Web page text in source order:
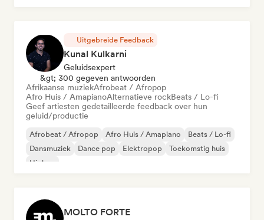
Uitgebreide Feedback
Kunal Kulkarni
Geluidsexpert
&gt; 300 gegeven antwoorden
Afrikaanse muziekAfrobeat / Afropop
Afro Huis / AmapianoAlternatieve rockBeats / Lo-fi
Geef artiesten gedetailleerde feedback over hun
geluid/productie
Afrobeat / Afropop Afro Huis / Amapiano
Beats / Lo-fi
Dansmuziek
Dance pop Elektropop
Toekomstig huis
Hiphop
MOLTO FORTE